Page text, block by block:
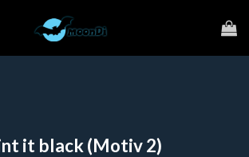
it black (Motiv 2)